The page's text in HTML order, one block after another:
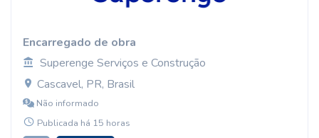
Encarregado de obra
Superenge Serviços e Construção
Cascavel, PR, Brasil
Não informado
Publicada há 15 horas